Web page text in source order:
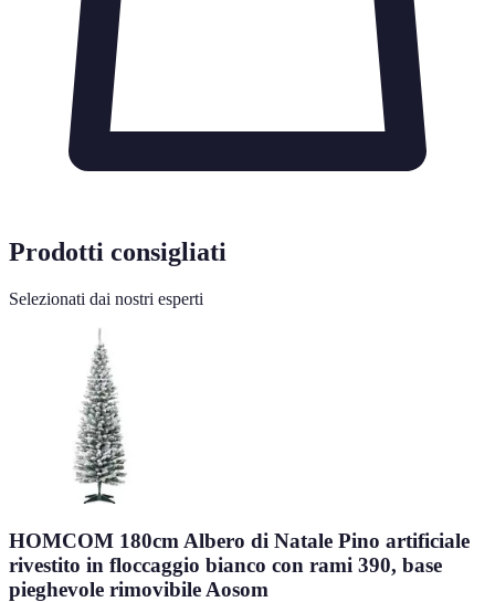
Prodotti consigliati
Selezionati dai nostri esperti
HOMCOM 180cm Albero di Natale Pino artificiale
rivestito in floccaggio bianco con rami 390, base
pieghevole rimovibile Aosom